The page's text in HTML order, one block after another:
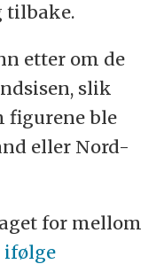
tilbake.
etter om de
slik
figurene ble
eller Nord-
for mellom
ifølge